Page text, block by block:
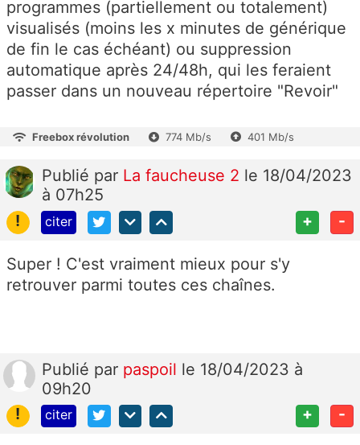
programmes (partiellement ou totalement)
visualisés (moins les x minutes de générique
de fin le cas échéant) ou suppression
automatique après 24/48h, qui les feraient
passer dans un nouveau répertoire "Revoir"
Freebox révolution 774 Mb/s 401 Mb/s
Publié par La faucheuse 2 le 18/04/2023
à 07h25
!
citer + -
Super ! C'est vraiment mieux pour s'y
retrouver parmi toutes ces chaînes.
Publié par paspoil le 18/04/2023 à
09h20
!
citer + -